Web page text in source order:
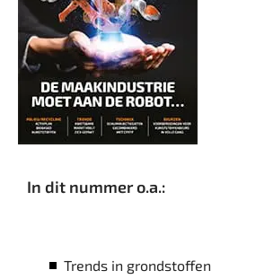
In dit nummer o.a.:
Trends in grondstoffen